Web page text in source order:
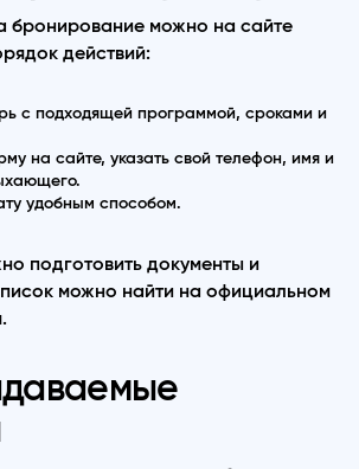
бронирование можно на сайте
действий:
с подходящей программой, сроками и
на сайте, указать свой телефон, имя и
удобным способом.
подготовить документы и
можно найти на официальном